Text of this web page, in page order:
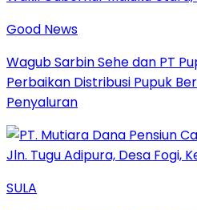
Good News
Wagub Sarbin Sehe dan PT
Perbaikan Distribusi Pupuk
Penyaluran
SULA